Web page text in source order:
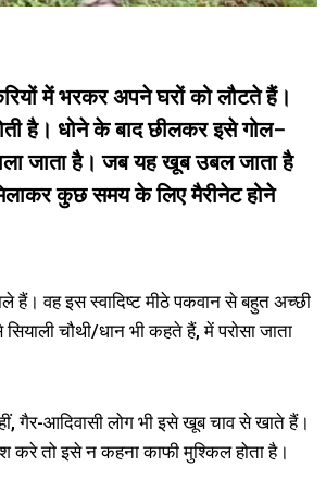
में भरकर अपने घरों को लौटते हैं।
है। धोने के बाद छीलकर इसे गोल-
जाता है। जब यह खूब उबल जाता है
कुछ समय के लिए मैरीनेट होने
हैं। वह इस स्वादिष्ट मीठे पकवान से बहुत अच्छी
चौथी/धान भी कहते हैं, में परोसा जाता
गैर-आदिवासी लोग भी इसे खूब चाव से खाते हैं।
करे तो इसे न कहना काफी मुश्किल होता है।